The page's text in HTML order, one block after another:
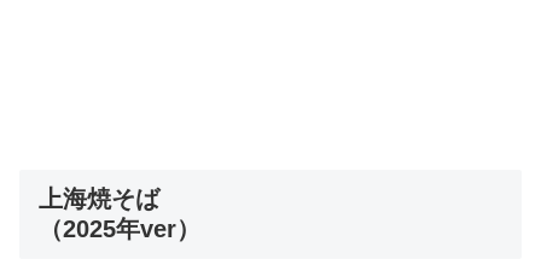
上海焼そば
（2025年ver）